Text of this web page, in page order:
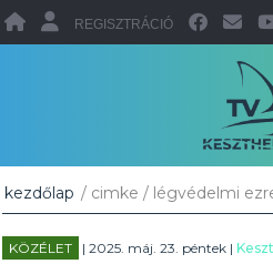
REGISZTRÁCIÓ
kezdőlap / cimke / légvédelmi
KÖZÉLET | 2025. máj. 23. péntek |